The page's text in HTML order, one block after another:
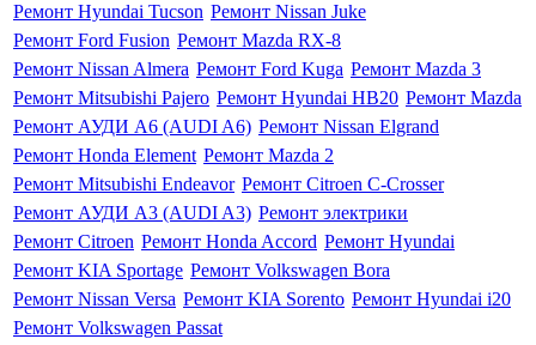
Ремонт Hyundai Tucson Ремонт Nissan Juke
Ремонт Ford Fusion Ремонт Mazda RX-8
Ремонт Nissan Almera Ремонт Ford Kuga Ремонт Mazda 3
Ремонт Mitsubishi Pajero Ремонт Hyundai HB20 Ремонт Mazda
Ремонт АУДИ А6 (AUDI A6) Ремонт Nissan Elgrand
Ремонт Honda Element Ремонт Mazda 2
Ремонт Mitsubishi Endeavor Ремонт Citroen C-Crosser
Ремонт АУДИ А3 (AUDI A3) Ремонт электрики
Ремонт Citroen Ремонт Honda Accord Ремонт Hyundai
Ремонт KIA Sportage Ремонт Volkswagen Bora
Ремонт Nissan Versa Ремонт KIA Sorento Ремонт Hyundai i20
Ремонт Volkswagen Passat